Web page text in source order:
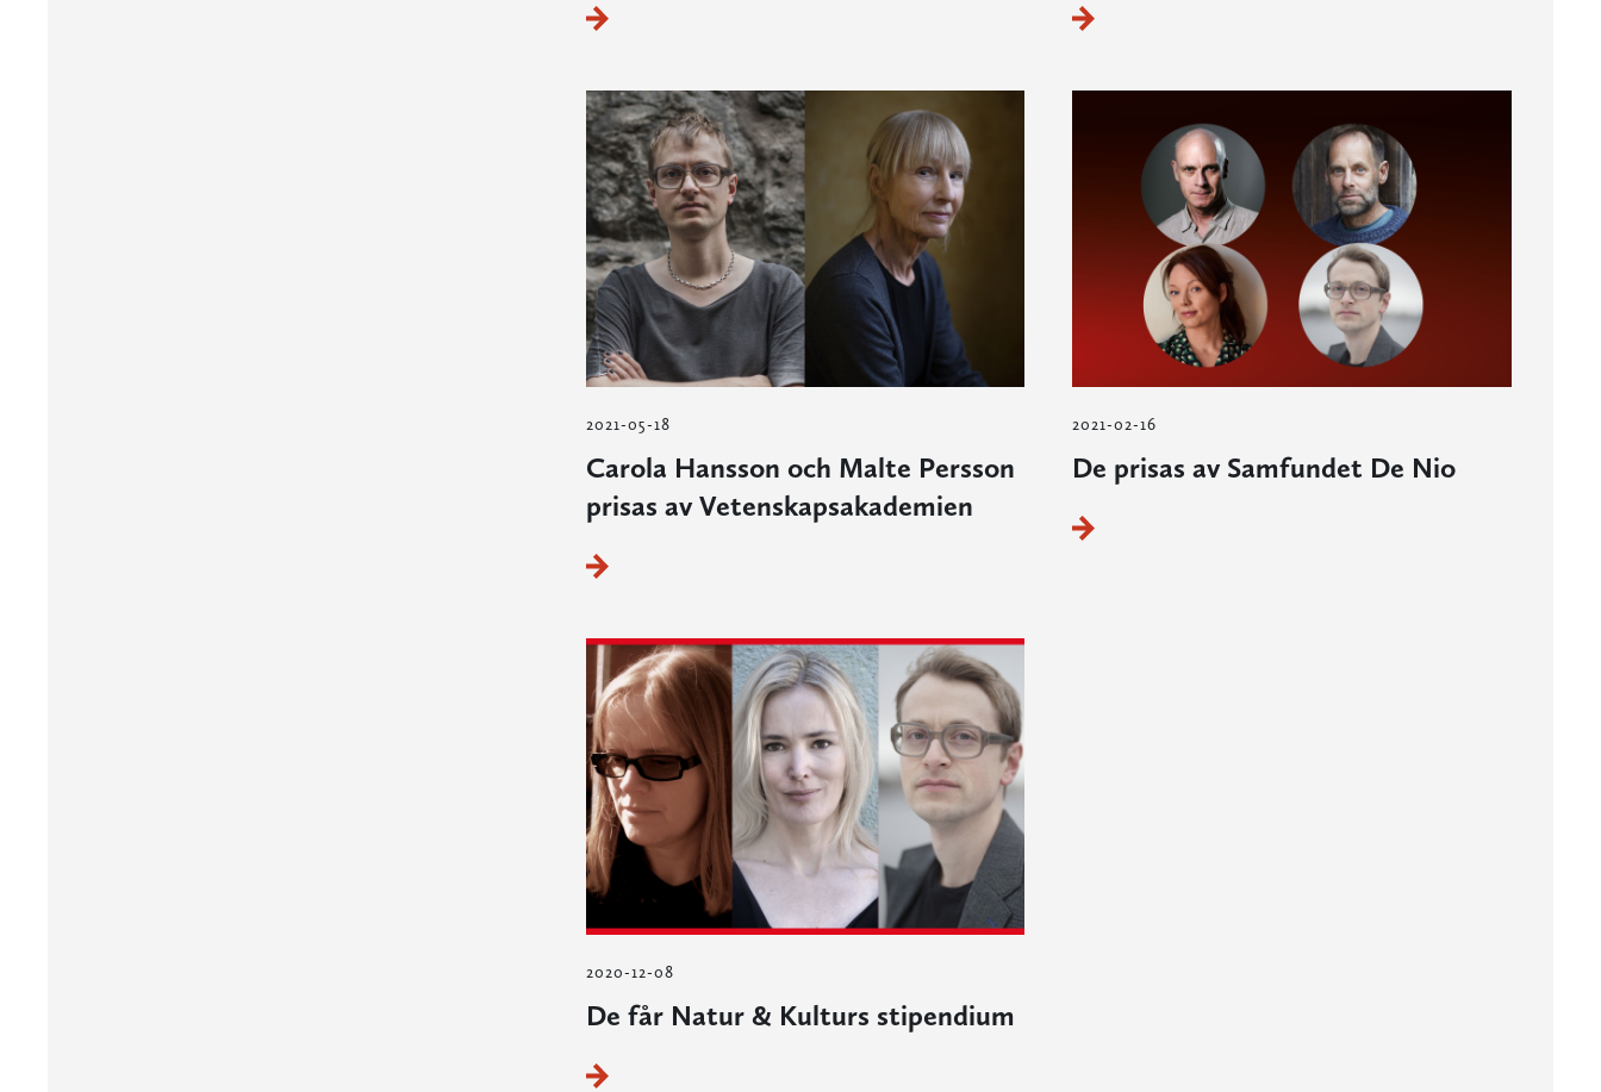
2021-05-18
Carola Hansson och Malte Persson
prisas av Vetenskapsakademien
2021-02-16
De prisas av Samfundet De Nio
2020-12-08
De får Natur & Kulturs stipendium